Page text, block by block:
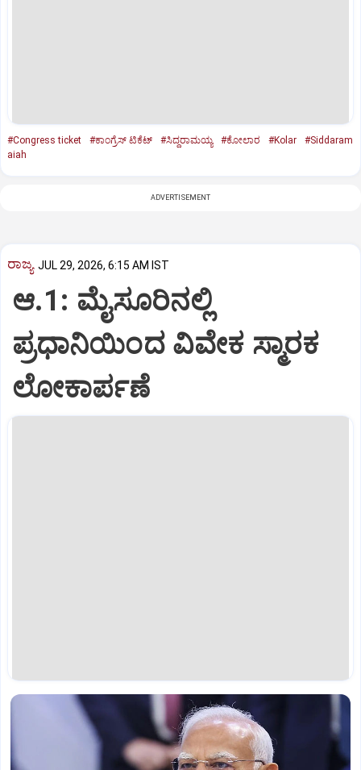
#Congress ticket #ಕಾಂಗ್ರೆಸ್ ಟಿಕೆಟ್ #ಸಿದ್ದರಾಮಯ್ಯ #ಕೋಲಾರ #Kolar
#Siddaram
aiah
ADVERTISEMENT
ರಾಜ್ಯ JUL 29, 2026, 6:15 AM IST
ಆ.1: ಮೈಸೂರಿನಲ್ಲಿ
ಪ್ರಧಾನಿಯಿಂದ ವಿವೇಕ ಸ್ಮಾರಕ
ಲೋಕಾರ್ಪಣೆ